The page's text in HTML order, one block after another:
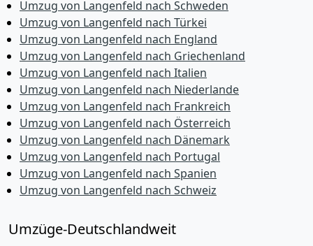
Umzug von Langenfeld nach Schweden
Umzug von Langenfeld nach Türkei
Umzug von Langenfeld nach England
Umzug von Langenfeld nach Griechenland
Umzug von Langenfeld nach Italien
Umzug von Langenfeld nach Niederlande
Umzug von Langenfeld nach Frankreich
Umzug von Langenfeld nach Österreich
Umzug von Langenfeld nach Dänemark
Umzug von Langenfeld nach Portugal
Umzug von Langenfeld nach Spanien
Umzug von Langenfeld nach Schweiz
Umzüge-Deutschlandweit